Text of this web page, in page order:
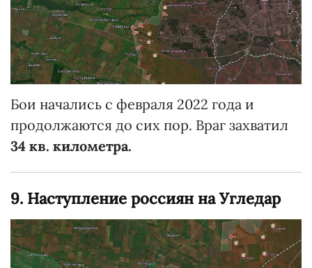
Бои начались с февраля 2022 года и
продолжаются до сих пор. Враг захватил
34 кв. километра.
9. Наступление россиян на Угледар